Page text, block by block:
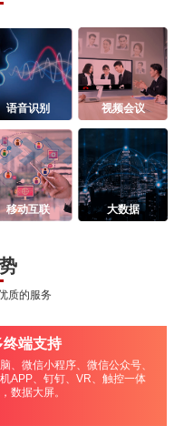
语音识别 视频会议
移动互联 大数据
质的服务
终端支持
、微信小程序、微信公众号、
APP、钉钉、VR、触控一体
数据大屏。